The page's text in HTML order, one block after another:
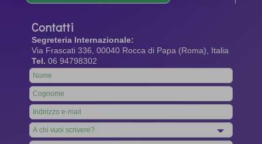
Contatti
Segreteria Internazionale:
Via Frascati 336, 00040 Rocca di Papa (Roma), Italia
Tel. 06 94798302
Leave
this
field
blank